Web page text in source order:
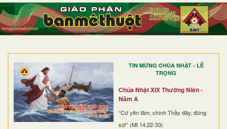
TIN MỪNG CHÚA NHẬT - LỄ
TRỌNG
Chúa Nhật XIX Thường Niên -
Năm A
“Cứ yên tâm, chính Thầy đây, đừng
sợ!” (Mt 14,22-33)
TRANG NHẤT
GIỚI THIỆU
DÒNG TU
BAN MỤC VỤ
ĐOÀN THỂ CG